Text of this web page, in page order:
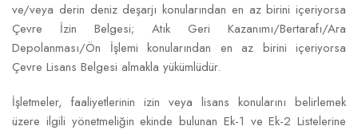
ve/veya derin deniz deşarjı konularından en az birini içeriyorsa
Çevre İzin Belgesi; Atık Geri Kazanımı/Bertarafı/Ara
Depolanması/Ön İşlemi konularından en az birini içeriyorsa
Çevre Lisans Belgesi almakla yükümlüdür.
İşletmeler, faaliyetlerinin izin veya lisans konularını belirlemek
üzere ilgili yönetmeliğin ekinde bulunan Ek-1 ve Ek-2 Listelerine